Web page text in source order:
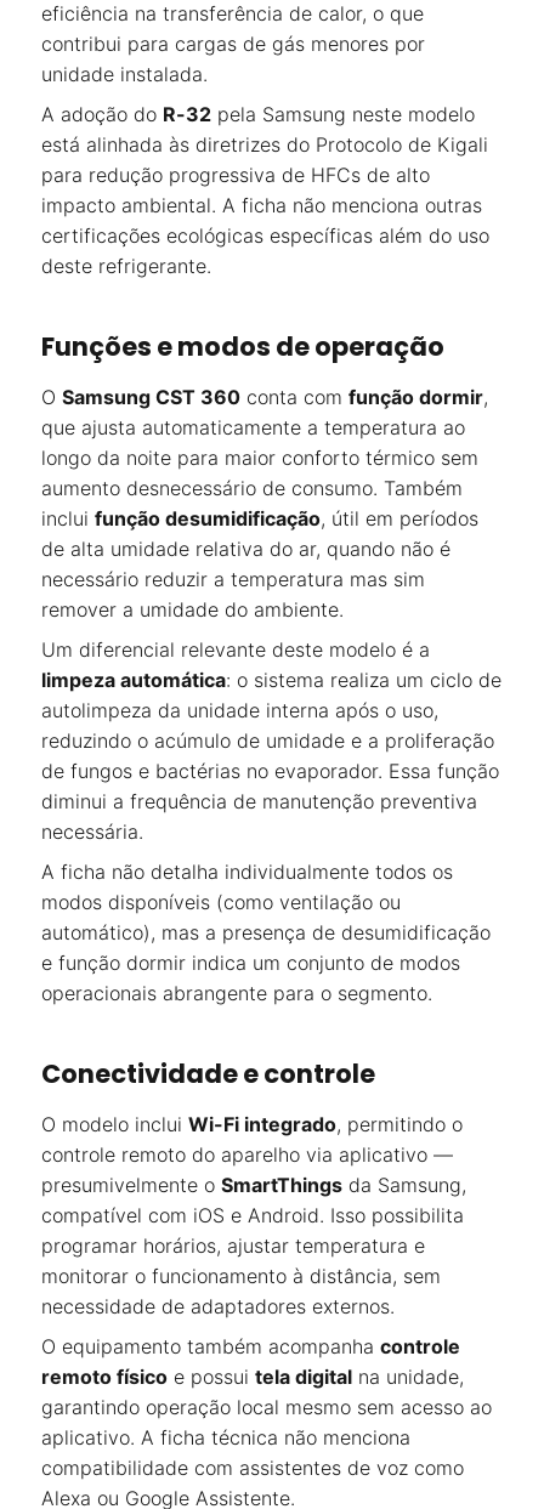
eficiência na transferência de calor, o que
contribui para cargas de gás menores por
unidade instalada.
A adoção do R-32 pela Samsung neste modelo
está alinhada às diretrizes do Protocolo de Kigali
para redução progressiva de HFCs de alto
impacto ambiental. A ficha não menciona outras
certificações ecológicas específicas além do uso
deste refrigerante.
Funções e modos de operação
O Samsung CST 360 conta com função dormir,
que ajusta automaticamente a temperatura ao
longo da noite para maior conforto térmico sem
aumento desnecessário de consumo. Também
inclui função desumidificação, útil em períodos
de alta umidade relativa do ar, quando não é
necessário reduzir a temperatura mas sim
remover a umidade do ambiente.
Um diferencial relevante deste modelo é a
limpeza automática: o sistema realiza um ciclo de
autolimpeza da unidade interna após o uso,
reduzindo o acúmulo de umidade e a proliferação
de fungos e bactérias no evaporador. Essa função
diminui a frequência de manutenção preventiva
necessária.
A ficha não detalha individualmente todos os
modos disponíveis (como ventilação ou
automático), mas a presença de desumidificação
e função dormir indica um conjunto de modos
operacionais abrangente para o segmento.
Conectividade e controle
O modelo inclui Wi-Fi integrado, permitindo o
controle remoto do aparelho via aplicativo —
presumivelmente o SmartThings da Samsung,
compatível com iOS e Android. Isso possibilita
programar horários, ajustar temperatura e
monitorar o funcionamento à distância, sem
necessidade de adaptadores externos.
O equipamento também acompanha controle
remoto físico e possui tela digital na unidade,
garantindo operação local mesmo sem acesso ao
aplicativo. A ficha técnica não menciona
compatibilidade com assistentes de voz como
Alexa ou Google Assistente.